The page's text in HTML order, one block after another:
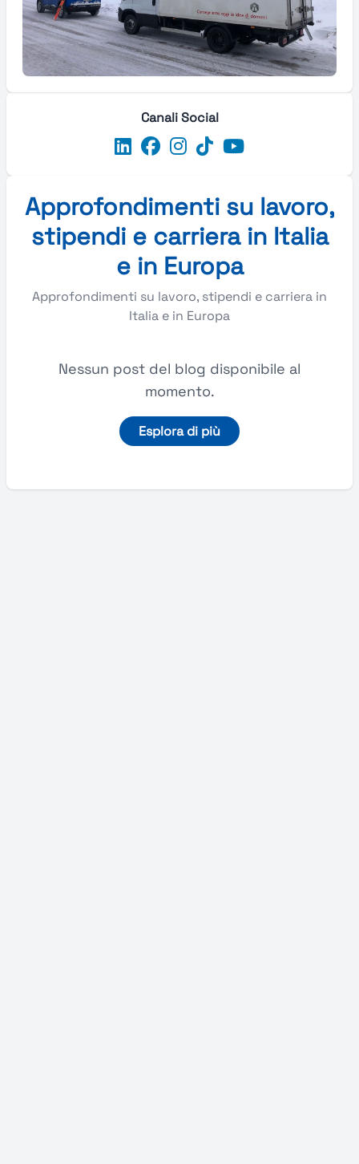
Canali Social
Approfondimenti su lavoro,
stipendi e carriera in Italia
e in Europa
Approfondimenti su lavoro, stipendi e carriera in
Italia e in Europa
Nessun post del blog disponibile al
momento.
Esplora di più